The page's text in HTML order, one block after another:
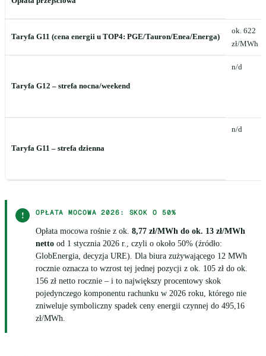
Taryfa G11 (cena energii u TOP4: PGE/Tauron/Enea/Energa)
ok. 622
zł/MWh
Taryfa G12 – strefa nocna/weekend
n/d
Taryfa G11 – strefa dzienna
n/d
! OPŁATA MOCOWA 2026: SKOK O 50%
Opłata mocowa rośnie z ok. 8,77 zł/MWh do ok. 13 zł/MWh
netto od 1 stycznia 2026 r., czyli o około 50% (źródło:
GlobEnergia, decyzja URE). Dla biura zużywającego 12 MWh
rocznie oznacza to wzrost tej jednej pozycji z ok. 105 zł do ok.
156 zł netto rocznie – i to największy procentowy skok
pojedynczego komponentu rachunku w 2026 roku, którego nie
zniweluje symboliczny spadek ceny energii czynnej do 495,16
zł/MWh.